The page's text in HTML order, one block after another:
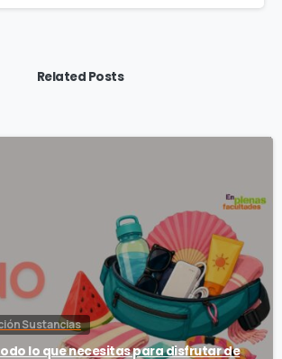
Related Posts
Sustancias
lo que necesitas para disfrutar de